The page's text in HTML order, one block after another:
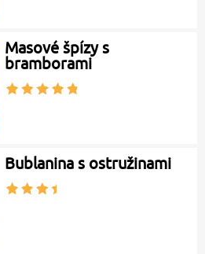
Masové špízy s
bramborami
Bublanina s ostružinami